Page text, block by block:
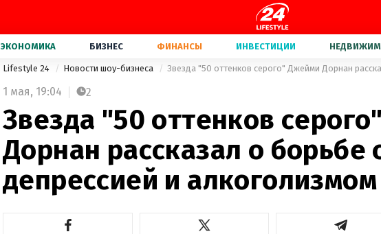
ЭКОНОМИКА БИЗНЕС ФИНАНСЫ ИНВЕСТИЦИИ
Lifestyle 24 Новости шоу-бизнеса
1 мая, 19:04 2
Звезда "50 оттенков
Дорнан рассказал о борьбе
депрессией и алкоголизмом